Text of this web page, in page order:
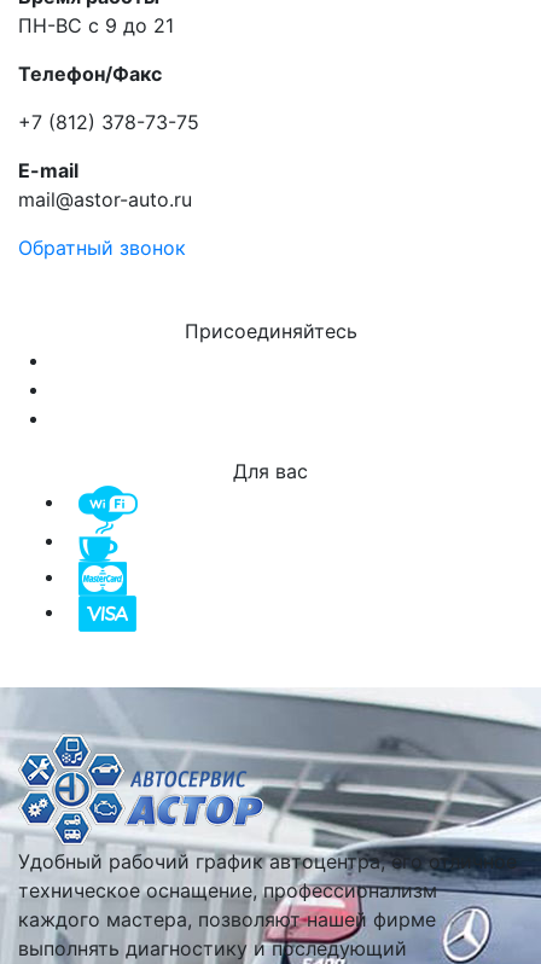
ПН-ВС с 9 до 21
Телефон/Факс
+7 (812) 378-73-75
E-mail
mail@astor-auto.ru
Обратный звонок
Присоединяйтесь
Для вас
Удобный рабочий график автоцентра, его отличное
техническое оснащение, профессионализм
каждого мастера, позволяют нашей фирме
выполнять диагностику и последующий